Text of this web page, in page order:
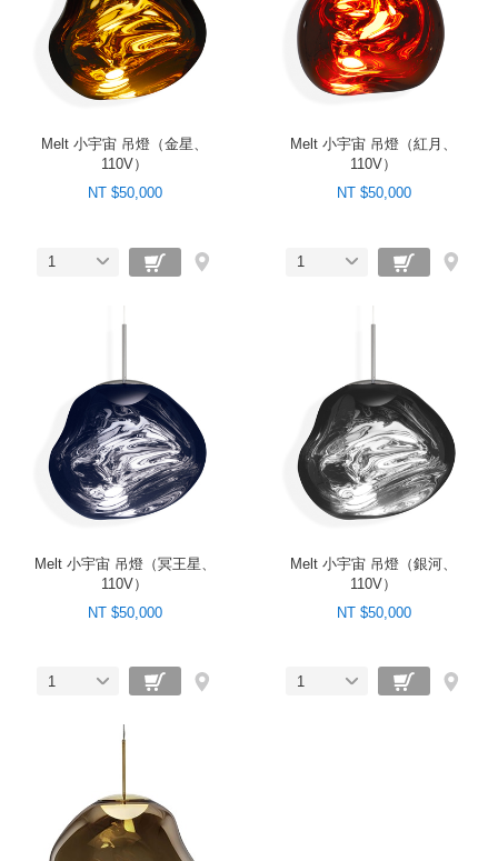
Melt 小宇宙 吊燈（金星、
110V）
NT $50,000
1
Melt 小宇宙 吊燈（紅月、
110V）
NT $50,000
1
Melt 小宇宙 吊燈（冥王星、
110V）
NT $50,000
1
Melt 小宇宙 吊燈（銀河、
110V）
NT $50,000
1